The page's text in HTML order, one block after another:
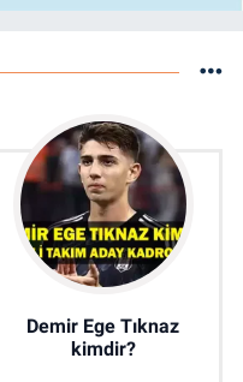
Demir Ege Tıknaz
kimdir?